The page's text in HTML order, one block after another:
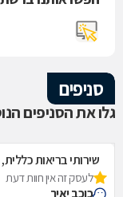
סניפים
גלו את הסניפים
שירותי בריאות כללית,
לעסק זה אין חוות דעת
כוכב יאיר